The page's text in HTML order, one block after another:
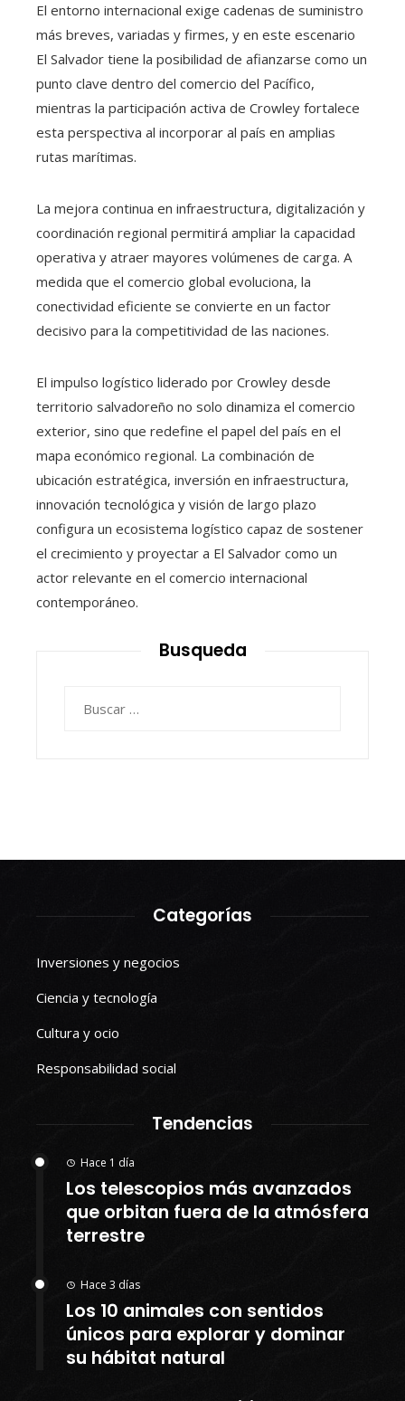
El entorno internacional exige cadenas de suministro
más breves, variadas y firmes, y en este escenario
El Salvador tiene la posibilidad de afianzarse como un
punto clave dentro del comercio del Pacífico,
mientras la participación activa de Crowley fortalece
esta perspectiva al incorporar al país en amplias
rutas marítimas.
La mejora continua en infraestructura, digitalización y
coordinación regional permitirá ampliar la capacidad
operativa y atraer mayores volúmenes de carga. A
medida que el comercio global evoluciona, la
conectividad eficiente se convierte en un factor
decisivo para la competitividad de las naciones.
El impulso logístico liderado por Crowley desde
territorio salvadoreño no solo dinamiza el comercio
exterior, sino que redefine el papel del país en el
mapa económico regional. La combinación de
ubicación estratégica, inversión en infraestructura,
innovación tecnológica y visión de largo plazo
configura un ecosistema logístico capaz de sostener
el crecimiento y proyectar a El Salvador como un
actor relevante en el comercio internacional
contemporáneo.
Busqueda
Categorías
Inversiones y negocios
Ciencia y tecnología
Cultura y ocio
Responsabilidad social
Tendencias
Hace 1 día
Los telescopios más avanzados
que orbitan fuera de la atmósfera
terrestre
Hace 3 días
Los 10 animales con sentidos
únicos para explorar y dominar
su hábitat natural